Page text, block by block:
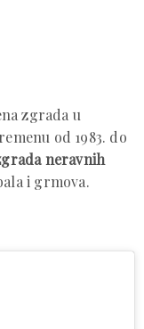
zgrada u
od 1983. do
neravnih
i grmova.